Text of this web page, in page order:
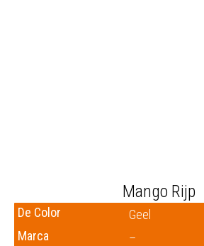
Mango Rijp
De Color
Geel
Marca
–